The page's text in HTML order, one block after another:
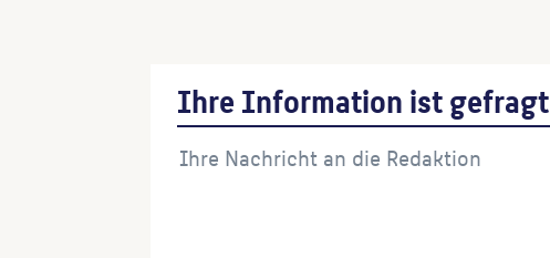
Ihre Information ist gefragt